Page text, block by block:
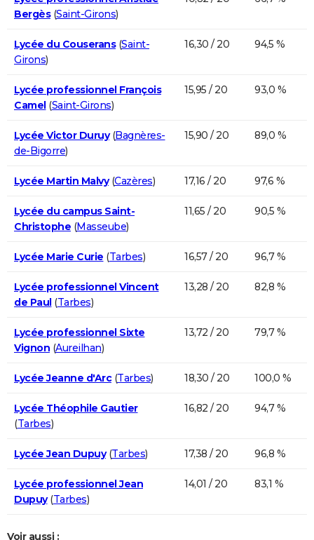
Bergès(Saint-Girons)
Lycée du Couserans(Saint-
Girons)
16,30 / 20 94,5 %
Lycée professionnel François
Camel(Saint-Girons)
15,95 / 20 93,0 %
Lycée Victor Duruy(Bagnères-
de-Bigorre)
15,90 / 20 89,0 %
Lycée Martin Malvy(Cazères) 17,16 / 20 97,6 %
Lycée du campus Saint-
Christophe (Masseube)
11,65 / 20 90,5 %
Lycée Marie Curie (Tarbes) 16,57 / 20 96,7 %
Lycée professionnel Vincent
de Paul(Tarbes)
13,28 / 20 82,8 %
Lycée professionnel Sixte
Vignon (Aureilhan)
13,72 / 20 79,7 %
Lycée Jeanne d'Arc(Tarbes) 18,30 / 20 100,0 %
Lycée Théophile Gautier
(Tarbes)
16,82 / 20 94,7 %
Lycée Jean Dupuy(Tarbes) 17,38 / 20 96,8 %
Lycée professionnel Jean
Dupuy(Tarbes)
14,01 / 20 83,1 %
Voir aussi :